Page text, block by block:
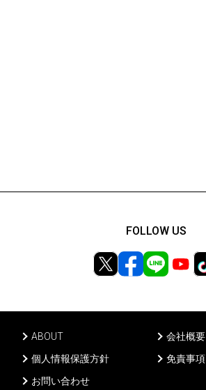
ABOUT
会社概要
個人情報保護方針
免責事項
お問い合わせ
FOLLOW US